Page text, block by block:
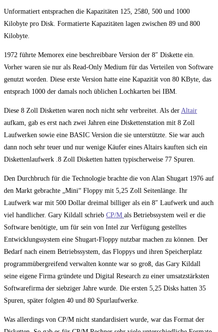
Unformatiert entsprachen die Kapazitäten 125, 25ß0, 500 und 1000
Kilobyte pro Disk. Formatierte Kapazitäten lagen zwischen 89 und 800
Kilobyte.
1972 führte Memorex eine beschreibbare Version der 8″ Diskette ein.
Vorher waren sie nur als Read-Only Medium für das Verteilen von Software
genutzt worden. Diese erste Version hatte eine Kapazität von 80 KByte, das
entsprach 1000 der damals noch üblichen Lochkarten bei IBM.
Diese 8 Zoll Disketten waren noch nicht sehr verbreitet. Als der Altair
aufkam, gab es erst nach zwei Jahren eine Diskettenstation mit 8 Zoll
Laufwerken sowie eine BASIC Version die sie unterstützte. Sie war auch
dann noch sehr teuer und nur wenige Käufer eines Altairs kauften sich ein
Diskettenlaufwerk .8 Zoll Disketten hatten typischerweise 77 Spuren.
Den Durchbruch für die Technologie brachte die von Alan Shugart 1976 auf
den Markt gebrachte „Mini“ Floppy mit 5,25 Zoll Seitenlänge. Ihr
Laufwerk war mit 500 Dollar dreimal billiger als ein 8″ Laufwerk und auch
viel handlicher. Gary Kildall schrieb CP/M als Betriebssystem weil er die
Software benötigte, um für sein von Intel zur Verfügung gestelltes
Entwicklungssystem eine Shugart-Floppy nutzbar machen zu können. Der
Bedarf nach einem Betriebssystem, das Floppys und ihren Speicherplatz
programmübergreifend verwalten konnte war so groß, das Gary Kildall
seine eigene Firma gründete und Digital Research zu einer umsatzstärksten
Softwarefirma der siebziger Jahre wurde. Die ersten 5,25 Disks hatten 35
Spuren, später folgten 40 und 80 Spurlaufwerke.
Was allerdings von CP/M nicht standardisiert wurde, war das Format der